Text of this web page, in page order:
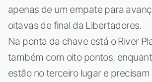
apenas de um empate para
oitavas de final da Libertadores.
Na ponta da chave está o River
também com oito pontos,
estão no terceiro lugar e